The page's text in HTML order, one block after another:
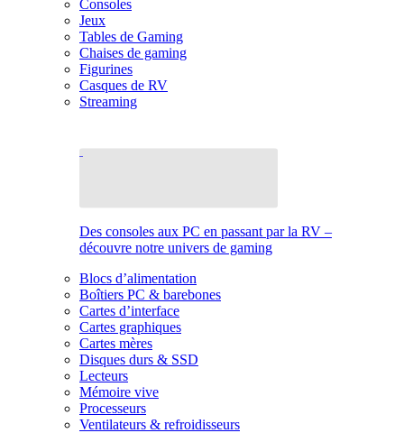
Consoles
Jeux
Tables de Gaming
Chaises de gaming
Figurines
Casques de RV
Streaming
Des consoles aux PC en passant par la RV –
découvre notre univers de gaming
Blocs d’alimentation
Boîtiers PC & barebones
Cartes d’interface
Cartes graphiques
Cartes mères
Disques durs & SSD
Lecteurs
Mémoire vive
Processeurs
Ventilateurs & refroidisseurs